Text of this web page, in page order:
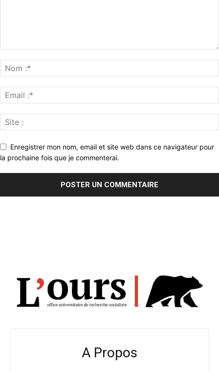
Enregistrer mon nom, email et site web dans ce navigateur pour
la prochaine fois que je commenterai.
A Propos